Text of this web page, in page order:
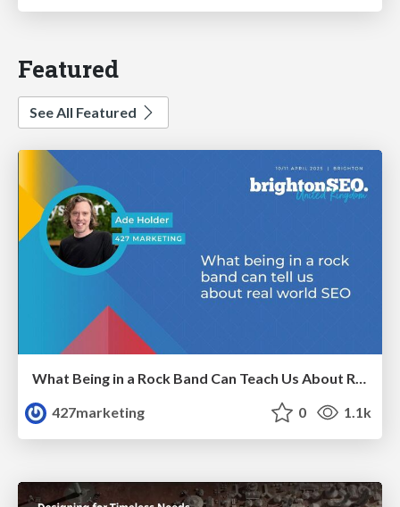
Featured
See All Featured
What Being in a Rock Band Can Teach Us About Real World SEO
427marketing
0 1.1k